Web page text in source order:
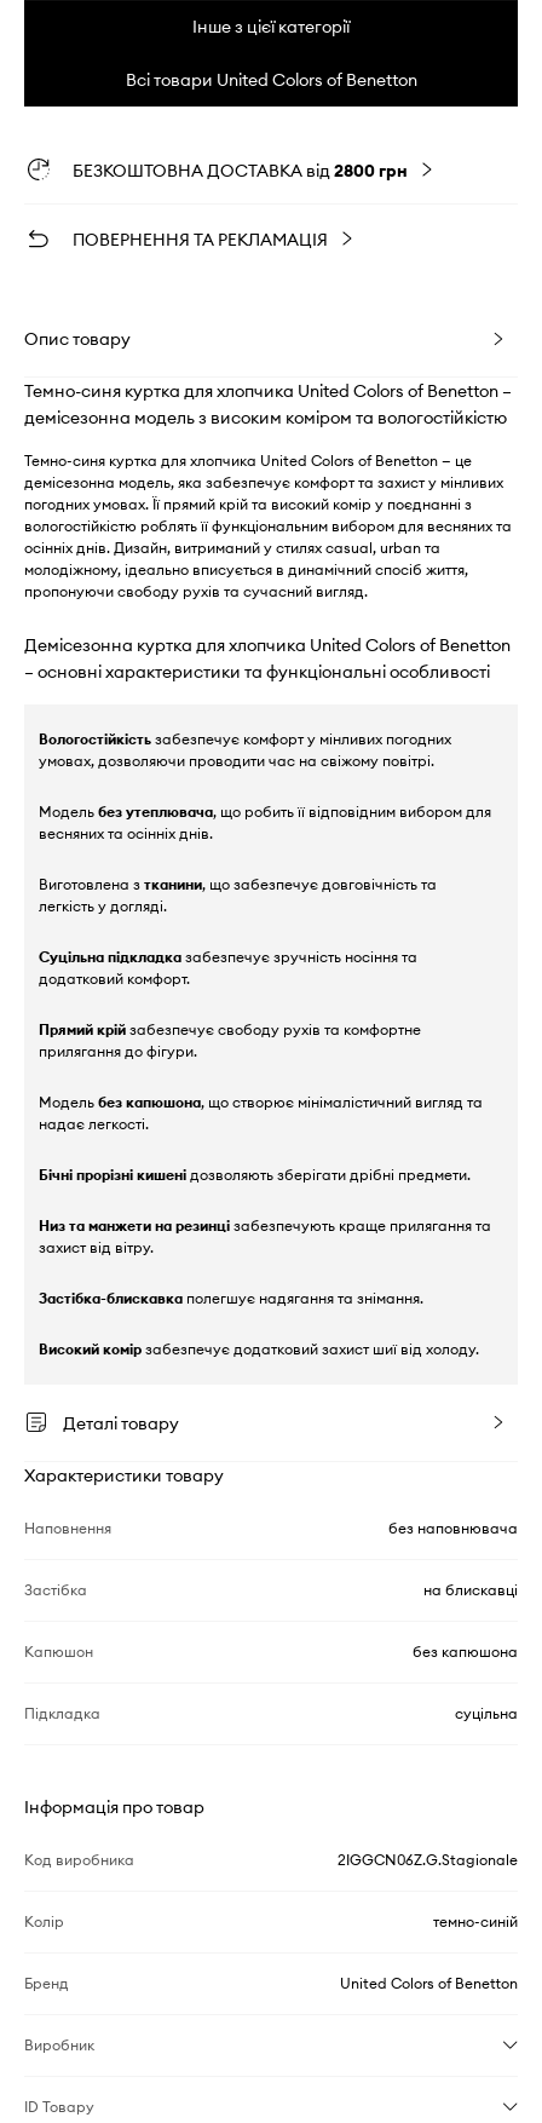
Інше з цієї категорії
Всі товари United Colors of Benetton
БЕЗКОШТОВНА ДОСТАВКА від2800 грн
ПОВЕРНЕННЯ ТА РЕКЛАМАЦІЯ
Опис товару
Темно-синя куртка для хлопчика United Colors of Benetton –
демісезонна модель з високим коміром та вологостійкістю
Темно-синя куртка для хлопчика United Colors of Benetton — це
демісезонна модель, яка забезпечує комфорт та захист у мінливих
погодних умовах. Її прямий крій та високий комір у поєднанні з
вологостійкістю роблять її функціональним вибором для весняних та
осінніх днів. Дизайн, витриманий у стилях casual, urban та
молодіжному, ідеально вписується в динамічний спосіб життя,
пропонуючи свободу рухів та сучасний вигляд.
Демісезонна куртка для хлопчика United Colors of Benetton
– основні характеристики та функціональні особливості
Вологостійкість забезпечує комфорт у мінливих погодних
умовах, дозволяючи проводити час на свіжому повітрі.
Модель без утеплювача, що робить її відповідним вибором для
весняних та осінніх днів.
Виготовлена з тканини, що забезпечує довговічність та
легкість у догляді.
Суцільна підкладка забезпечує зручність носіння та
додатковий комфорт.
Прямий крій забезпечує свободу рухів та комфортне
прилягання до фігури.
Модель без капюшона, що створює мінімалістичний вигляд та
надає легкості.
Бічні прорізні кишені дозволяють зберігати дрібні предмети.
Низ та манжети на резинці забезпечують краще прилягання та
захист від вітру.
Застібка-блискавка полегшує надягання та знімання.
Високий комір забезпечує додатковий захист шиї від холоду.
Деталі товару
Характеристики товару
Наповнення без наповнювача
Застібка на блискавці
Капюшон без капюшона
Підкладка суцільна
Інформація про товар
Код виробника 2IGGCN06Z.G.Stagionale
Колір темно-синій
Бренд United Colors of Benetton
Виробник
ID Товару